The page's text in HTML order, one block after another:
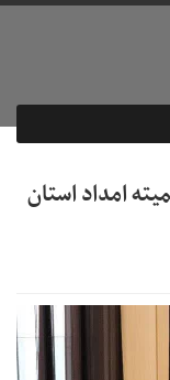
کمیته امداد استان